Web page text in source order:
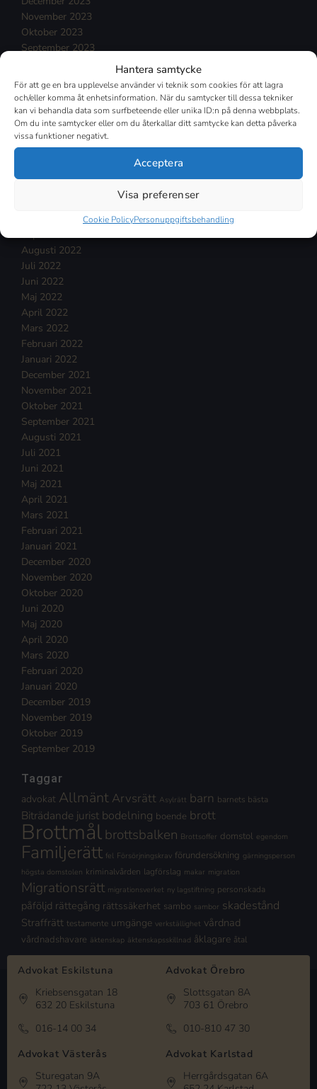
Hantera samtycke
För att ge en bra upplevelse använder vi teknik som cookies för att lagra
och/eller komma åt enhetsinformation. När du samtycker till dessa tekniker
kan vi behandla data som surfbeteende eller unika ID:n på denna webbplats.
Om du inte samtycker eller om du återkallar ditt samtycke kan detta påverka
vissa funktioner negativt.
Acceptera
Visa preferenser
Cookie PolicyPersonuppgiftsbehandling
November 2023
Oktober 2023
September 2023
Juli 2023
Juni 2023
Maj 2023
April 2023
Mars 2023
September 2022
Augusti 2022
Juli 2022
Juni 2022
Maj 2022
April 2022
Mars 2022
Februari 2022
Januari 2022
December 2021
November 2021
Oktober 2021
September 2021
Augusti 2021
Juli 2021
Juni 2021
Maj 2021
April 2021
Mars 2021
Februari 2021
Januari 2021
December 2020
November 2020
Oktober 2020
Juni 2020
Maj 2020
April 2020
Mars 2020
Februari 2020
Januari 2020
December 2019
November 2019
Oktober 2019
September 2019
Taggar
advokat Allmänt Arvsrätt Asylrätt barn barnets bästa
Biträdande jurist bodelning boende brott
Brottmålbrottsbalken Brottsoffer domstol egendom
Familjerätt fel Försörjningskrav förundersökning gärningsperson
högsta domstolen kriminalvården lagförslag makar migration
Migrationsrätt migrationsverket ny lagstiftning personskada
påföljd rättegång rättssäkerhet sambo sambor skadestånd
Straffrätt testamente umgänge verkställighet vårdnad
vårdnadshavare äktenskap äktenskapsskillnad åklagare åtal
Advokat Eskilstuna
Kriebsensgatan 18
632 20 Eskilstuna
016-14 00 34
Advokat Örebro
Slottsgatan 8A
703 61 Örebro
010-810 47 30
Advokat Västerås
Sturegatan 9A
Advokat Karlstad
Herrgårdsgatan 6A